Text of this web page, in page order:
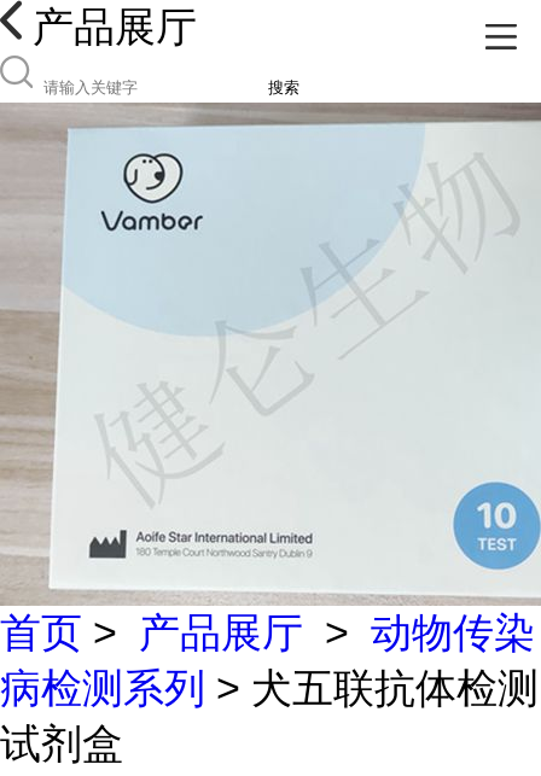
产品展厅
搜索
首页 > 产品展厅 > 动物传染
病检测系列 > 犬五联抗体检测
试剂盒